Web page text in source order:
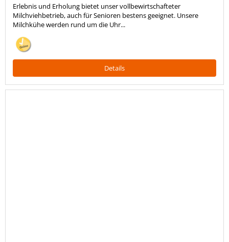
Erlebnis und Erholung bietet unser vollbewirtschafteter
Milchviehbetrieb, auch für Senioren bestens geeignet. Unsere
Milchkühe werden rund um die Uhr...
Details